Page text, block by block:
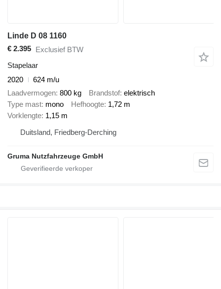
Linde D 08 1160
€ 2.395 Exclusief BTW
Stapelaar
2020
624 m/u
Laadvermogen 800 kg Brandstof elektrisch
Type mast mono Hefhoogte 1,72 m
Vorklengte 1,15 m
Duitsland, Friedberg-Derching
Gruma Nutzfahrzeuge GmbH